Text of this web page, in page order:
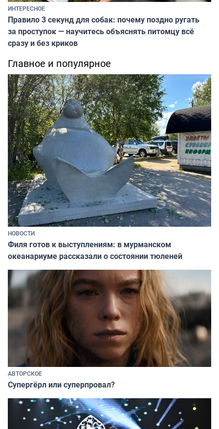
ИНТЕРЕСНОЕ
Правило 3 секунд для собак: почему поздно ругать
за проступок — научитесь объяснять питомцу всё
сразу и без криков
Главное и популярное
НОВОСТИ
Филя готов к выступлениям: в мурманском
океанариуме рассказали о состоянии тюленей
АВТОРСКОЕ
Супергёрл или суперпровал?